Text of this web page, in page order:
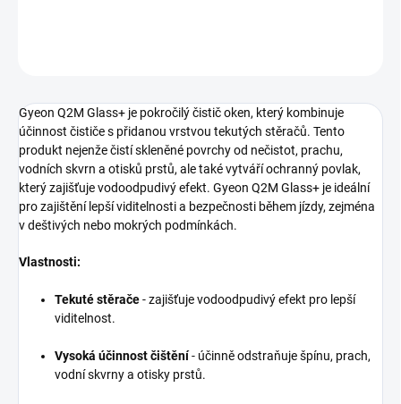
Gyeon Q2M Glass+ je pokročilý čistič oken, který kombinuje
účinnost čističe s přidanou vrstvou tekutých stěračů. Tento
produkt nejenže čistí skleněné povrchy od nečistot, prachu,
vodních skvrn a otisků prstů, ale také vytváří ochranný povlak,
který zajišťuje vodoodpudivý efekt. Gyeon Q2M Glass+ je ideální
pro zajištění lepší viditelnosti a bezpečnosti během jízdy, zejména
v deštivých nebo mokrých podmínkách.
Vlastnosti:
Tekuté stěrače- zajišťuje vodoodpudivý efekt pro lepší
viditelnost.
Vysoká účinnost čištění- účinně odstraňuje špínu, prach,
vodní skvrny a otisky prstů.